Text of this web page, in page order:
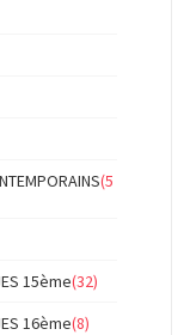
(5
15ème(32)
16ème(8)